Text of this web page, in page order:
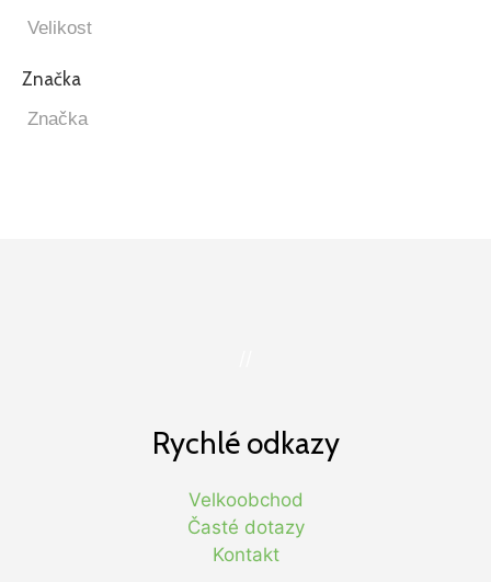
Značka
Rychlé odkazy
Velkoobchod
Časté dotazy
Kontakt